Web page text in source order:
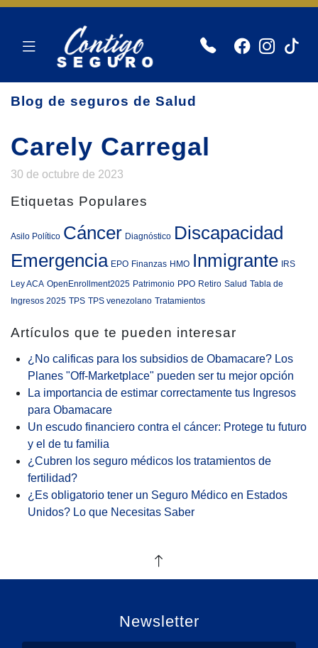
Blog de seguros de Salud
Carely Carregal
30 de octubre de 2023
Etiquetas Populares
Asilo Político Cáncer Diagnóstico Discapacidad
Emergencia EPO Finanzas HMO Inmigrante
IRS
Ley ACA OpenEnrollment2025 Patrimonio PPO Retiro Salud Tabla de
Ingresos 2025 TPS TPS venezolano Tratamientos
Artículos que te pueden interesar
¿No calificas para los subsidios de Obamacare? Los
Planes "Off-Marketplace" pueden ser tu mejor opción
La importancia de estimar correctamente tus Ingresos
para Obamacare
Un escudo financiero contra el cáncer: Protege tu futuro
y el de tu familia
¿Cubren los seguro médicos los tratamientos de
fertilidad?
¿Es obligatorio tener un Seguro Médico en Estados
Unidos? Lo que Necesitas Saber
Newsletter